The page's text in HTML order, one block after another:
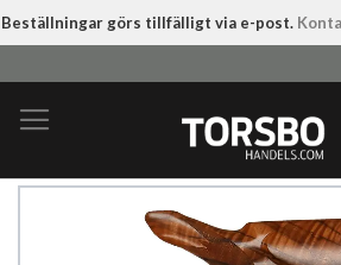
Beställningar görs tillfälligt via e-post.
till
innehållet